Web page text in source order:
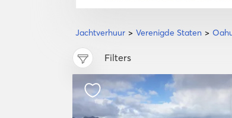
Jachtverhuur Verenigde Staten
Filters